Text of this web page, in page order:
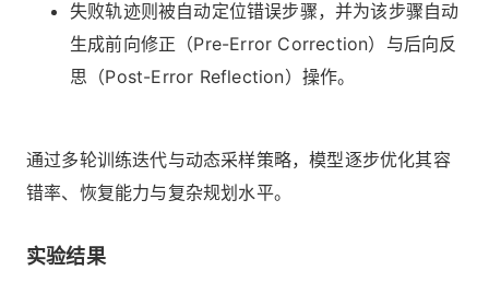
失败轨迹则被自动定位错误步骤，并为该步骤自动
生成前向修正（Pre-Error Correction）与后向反
思（Post-Error Reflection）操作。
通过多轮训练迭代与动态采样策略，模型逐步优化其容
错率、恢复能力与复杂规划水平。
实验结果